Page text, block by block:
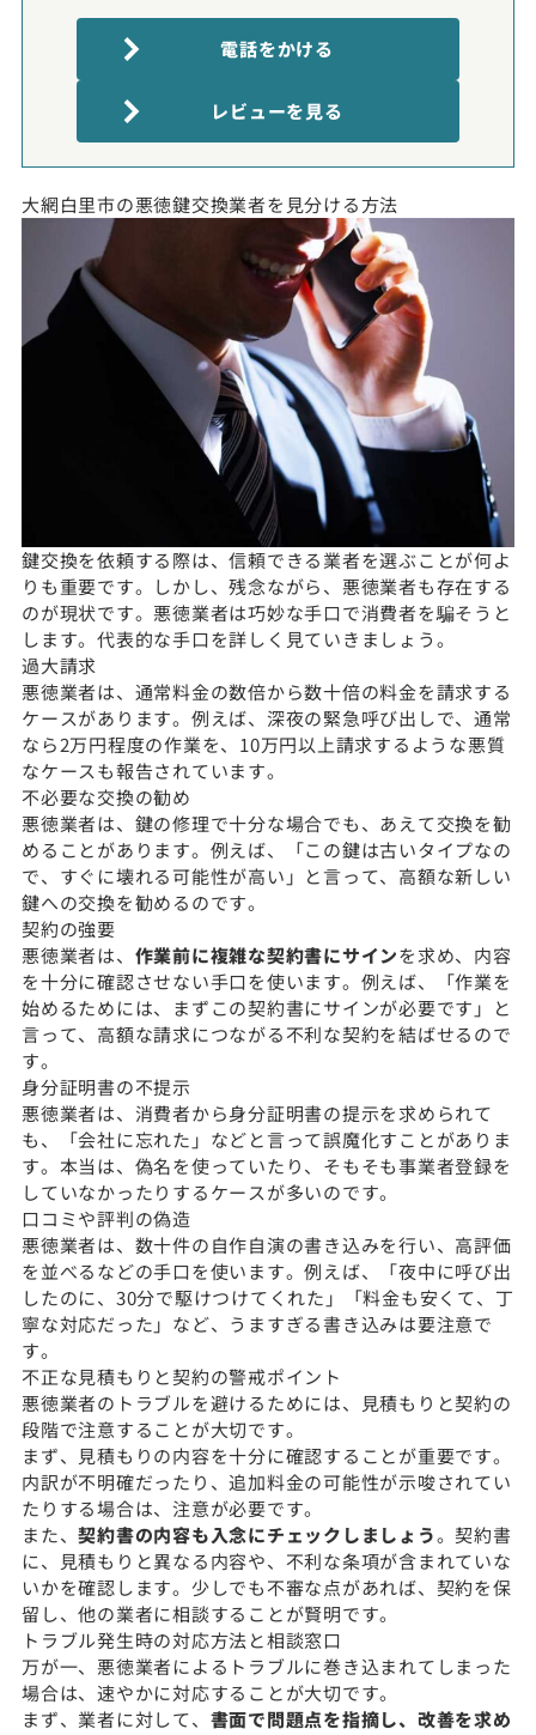
電話をかける
レビューを見る
大網白里市の悪徳鍵交換業者を見分ける方法
鍵交換を依頼する際は、信頼できる業者を選ぶことが何よ
りも重要です。しかし、残念ながら、悪徳業者も存在する
のが現状です。悪徳業者は巧妙な手口で消費者を騙そうと
します。代表的な手口を詳しく見ていきましょう。
過大請求
悪徳業者は、通常料金の数倍から数十倍の料金を請求する
ケースがあります。例えば、深夜の緊急呼び出しで、通常
なら2万円程度の作業を、10万円以上請求するような悪質
なケースも報告されています。
不必要な交換の勧め
悪徳業者は、鍵の修理で十分な場合でも、あえて交換を勧
めることがあります。例えば、「この鍵は古いタイプなの
で、すぐに壊れる可能性が高い」と言って、高額な新しい
鍵への交換を勧めるのです。
契約の強要
悪徳業者は、 作業前に複雑な契約書にサインを求め、内容
を十分に確認させない手口を使います。例えば、「作業を
始めるためには、まずこの契約書にサインが必要です」と
言って、高額な請求につながる不利な契約を結ばせるので
す。
身分証明書の不提示
悪徳業者は、消費者から身分証明書の提示を求められて
も、「会社に忘れた」などと言って誤魔化すことがありま
す。本当は、偽名を使っていたり、そもそも事業者登録を
していなかったりするケースが多いのです。
口コミや評判の偽造
悪徳業者は、数十件の自作自演の書き込みを行い、高評価
を並べるなどの手口を使います。例えば、「夜中に呼び出
したのに、30分で駆けつけてくれた」「料金も安くて、丁
寧な対応だった」など、うますぎる書き込みは要注意で
す。
不正な見積もりと契約の警戒ポイント
悪徳業者のトラブルを避けるためには、見積もりと契約の
段階で注意することが大切です。
まず、見積もりの内容を十分に確認することが重要です。
内訳が不明確だったり、追加料金の可能性が示唆されてい
たりする場合は、注意が必要です。
また、契約書の内容も入念にチェックしましょう。契約書
に、見積もりと異なる内容や、不利な条項が含まれていな
いかを確認します。少しでも不審な点があれば、契約を保
留し、他の業者に相談することが賢明です。
トラブル発生時の対応方法と相談窓口
万が一、悪徳業者によるトラブルに巻き込まれてしまった
場合は、速やかに対応することが大切です。
まず、業者に対して、 書面で問題点を指摘し、改善を求め